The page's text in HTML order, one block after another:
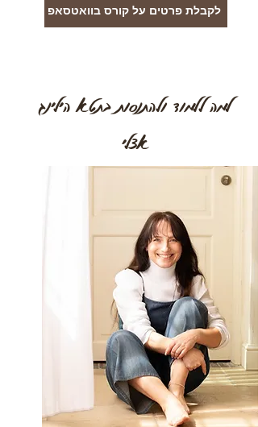
לקבלת פרטים על קורס בוואטסאפ
למה ללמוד ולהתנסות בתטא הילינג
אצלי